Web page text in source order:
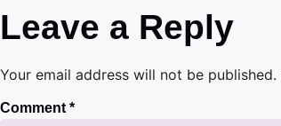
Leave a Reply
Your email address will not be published.
Comment *